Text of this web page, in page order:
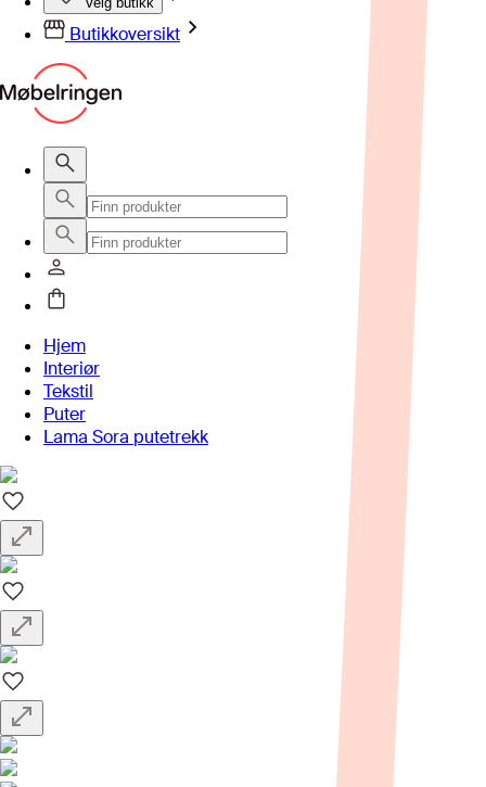
Butikkoversikt
Hjem
Interiør
Tekstil
Puter
Lama Sora putetrekk